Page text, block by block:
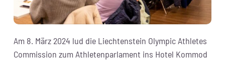
Am 8. März 2024 lud die Liechtenstein Olympic Athletes
Commission zum Athletenparlament ins Hotel Kommod